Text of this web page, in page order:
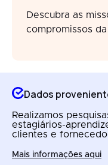
Descubra as
compromissos
Dados
Realizamos
estagiários-
clientes e
Mais informações aqui